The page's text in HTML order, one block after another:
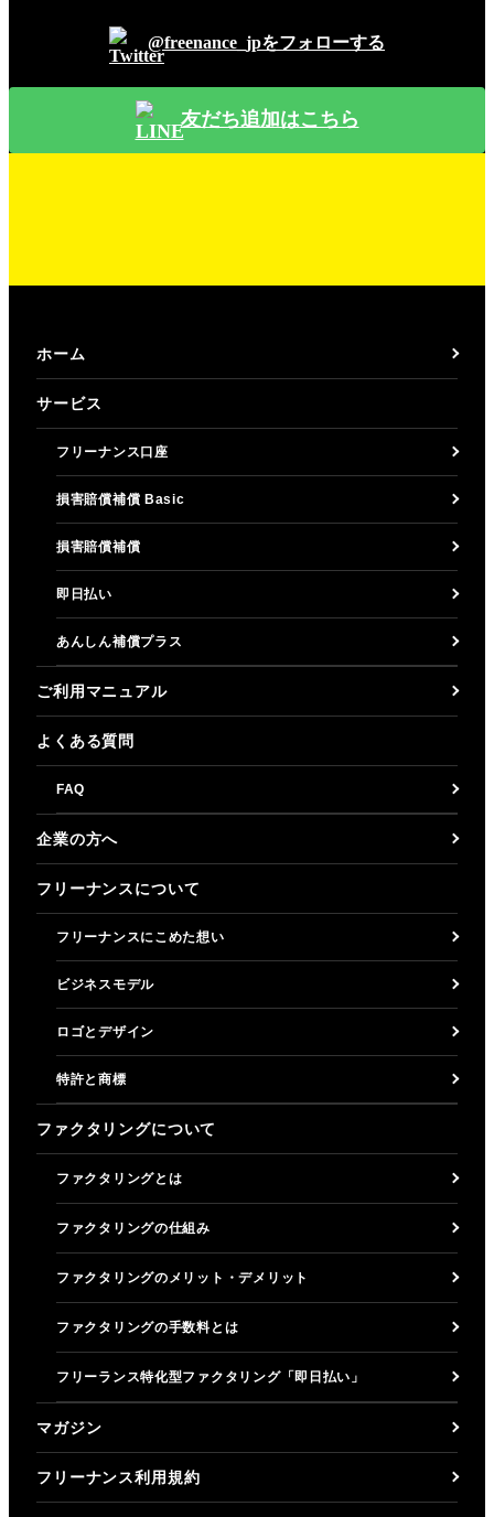
@freenance_jpをフォローする
友だち追加はこちら
ホーム
サービス
フリーナンス口座
損害賠償補償 Basic
損害賠償補償
即日払い
あんしん補償プラス
ご利用マニュアル
よくある質問
FAQ
企業の方へ
フリーナンスについて
フリーナンスにこめた想い
ビジネスモデル
ロゴとデザイン
特許と商標
ファクタリングについて
ファクタリングとは
ファクタリングの仕組み
ファクタリングのメリット・デメリット
ファクタリングの手数料とは
フリーランス特化型ファクタリング「即日払い」
マガジン
フリーナンス利用規約